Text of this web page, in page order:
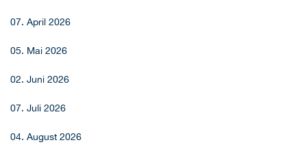
07. April 2026
05. Mai 2026
02. Juni 2026
07. Juli 2026
04. August 2026